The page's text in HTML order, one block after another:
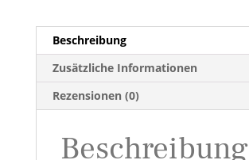
Beschreibung
Zusätzliche Informationen
Rezensionen (0)
Beschreibung